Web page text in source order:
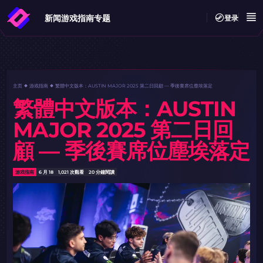
新闻游戏指南专题 登录
主页 游戏指南 繁體中文版本：AUSTIN MAJOR 2025 第二日回顧 — 季後賽席位塵埃落定
繁體中文版本：AUSTIN
MAJOR 2025 第二日回
顧 — 季後賽席位塵埃落定
游戏指南 6 月 18 1,021 次觀看 20 分鐘閱讀